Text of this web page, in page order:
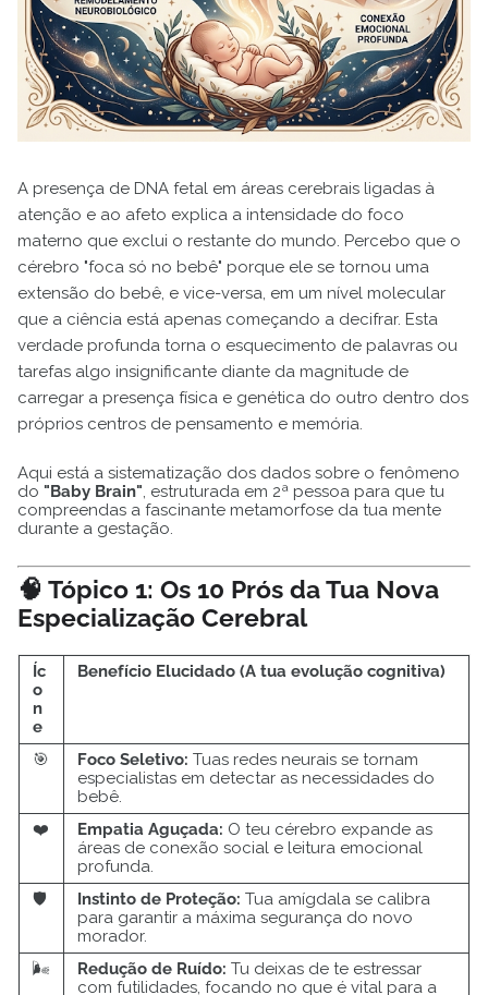
A presença de DNA fetal em áreas cerebrais ligadas à
atenção e ao afeto explica a intensidade do foco
materno que exclui o restante do mundo. Percebo que o
cérebro "foca só no bebê" porque ele se tornou uma
extensão do bebê, e vice-versa, em um nível molecular
que a ciência está apenas começando a decifrar. Esta
verdade profunda torna o esquecimento de palavras ou
tarefas algo insignificante diante da magnitude de
carregar a presença física e genética do outro dentro dos
próprios centros de pensamento e memória.
Aqui está a sistematização dos dados sobre o fenômeno
do "Baby Brain" , estruturada em 2ª pessoa para que tu
compreendas a fascinante metamorfose da tua mente
durante a gestação.
🧠 Tópico 1: Os 10 Prós da Tua Nova
Especialização Cerebral
Íc
o
n
e
Benefício Elucidado (A tua evolução cognitiva)
🎯 Foco Seletivo: Tuas redes neurais se tornam
especialistas em detectar as necessidades do
bebê.
❤️
Empatia Aguçada: O teu cérebro expande as
áreas de conexão social e leitura emocional
profunda.
🛡️
Instinto de Proteção: Tua amígdala se calibra
para garantir a máxima segurança do novo
morador.
🌬️
Redução de Ruído: Tu deixas de te estressar
com futilidades, focando no que é vital para a